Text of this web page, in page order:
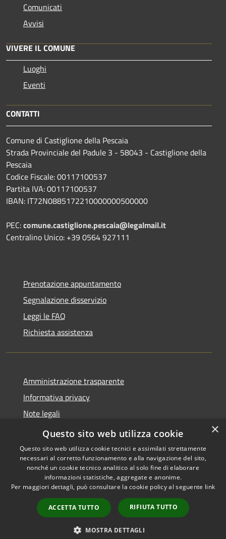
Comunicati
Avvisi
VIVERE IL COMUNE
Luoghi
Eventi
CONTATTI
Comune di Castiglione della Pescaia
Strada Provinciale del Padule 3 - 58043 - Castiglione della
Pescaia
Codice Fiscale: 00117100537
Partita IVA: 00117100537
IBAN: IT72N0885172210000000500000
PEC:comune.castiglione.pescaia@legalmail.it
Centralino Unico: +39 0564 927111
Prenotazione appuntamento
Segnalazione disservizio
Leggi le FAQ
Richiesta assistenza
Amministrazione trasparente
Informativa privacy
Note legali
Dichiarazione di accessibilità
Accessibilità
Copyright © 2026 • Comune di
Castiglione della Pescaia •
Powered byMunicipium
Accesso redazione
×
Questo sito web utilizza cookie
Questo sito web utilizza cookie tecnici e assimilati strettamente
necessari al corretto funzionamento e alla navigazione del sito,
nonché un cookie tecnico analitico al solo fine di elaborare
informazioni statistiche, aggregate e anonime.
Per maggiori dettagli, può consultare la cookie policy al seguente link
ACCETTA TUTTO RIFIUTA TUTTO
MOSTRA DETTAGLI